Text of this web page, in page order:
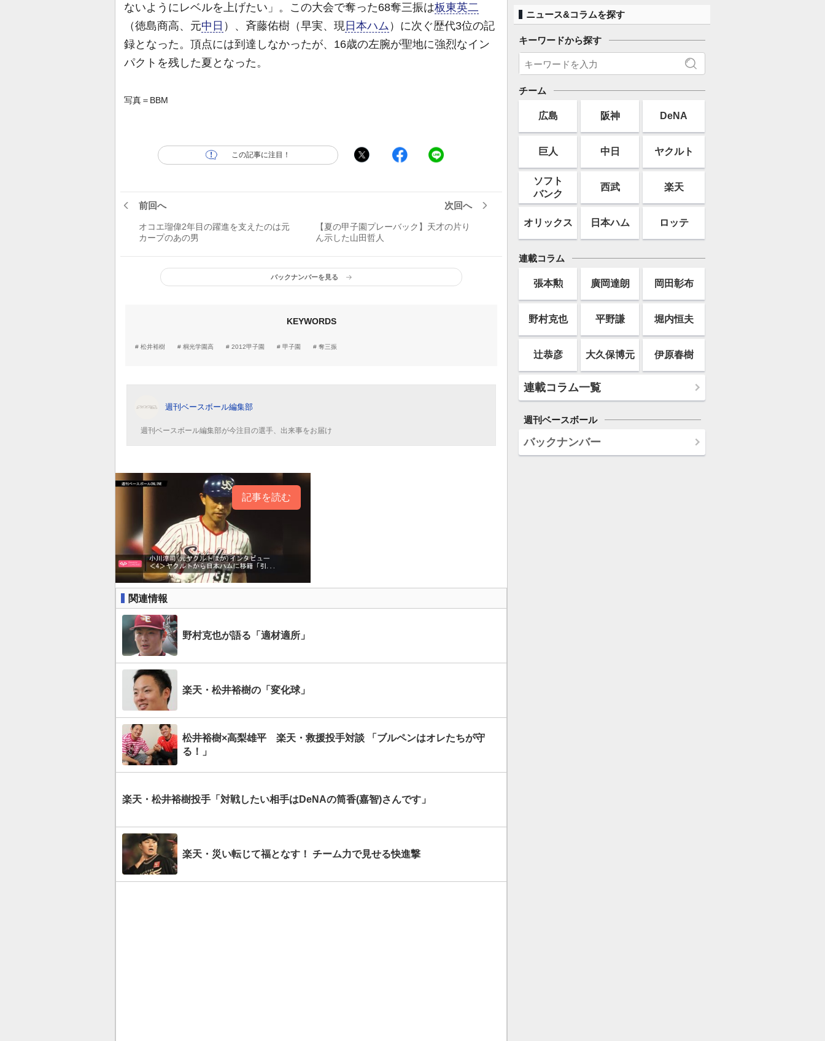
ないようにレベルを上げたい」。この大会で奪った68奪三振は板東英二
（徳島商高、元中日 ）、斉藤佑樹（早実、現 日本ハム ）に次ぐ歴代3位の記
録となった。頂点には到達しなかったが、16歳の左腕が聖地に強烈なイン
パクトを残した夏となった。
写真＝BBM
この記事に注目！
前回へ
オコエ瑠偉2年目の躍進を支えたのは元
カープのあの男
次回へ
【夏の甲子園プレーバック】天才の片り
ん示した山田哲人
バックナンバーを見る
KEYWORDS
松井裕樹 桐光学園高 2012甲子園 甲子園 奪三振
週刊ベースボール編集部
週刊ベースボール編集部が今注目の選手、出来事をお届け
記事を読む
関連情報
野村克也が語る「適材適所」
楽天・松井裕樹の「変化球」
松井裕樹×高梨雄平 楽天・救援投手対談 「ブルペンはオレたちが守
る！」
楽天・松井裕樹投手「対戦したい相手はDeNAの筒香(嘉智)さんです」
楽天・災い転じて福となす！ チーム力で見せる快進撃
ニュース&コラムを探す
キーワードから探す
チーム
広島 阪神 DeNA
巨人 中日 ヤクルト
ソフト
バンク
西武 楽天
オリックス 日本ハム ロッテ
連載コラム
張本勲 廣岡達朗 岡田彰布
野村克也 平野謙 堀内恒夫
辻恭彦 大久保博元 伊原春樹
連載コラム一覧
週刊ベースボール
バックナンバー